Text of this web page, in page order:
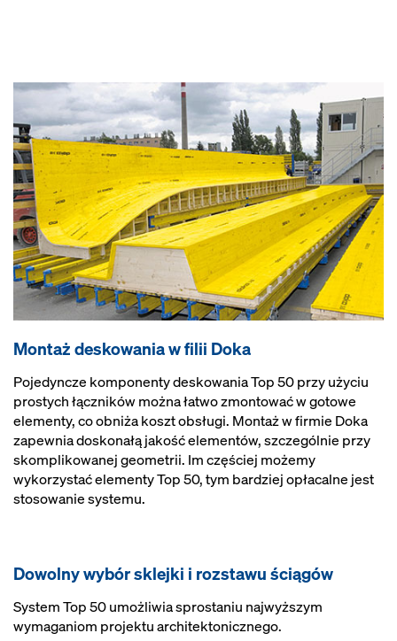
Montaż deskowania w filii Doka
Pojedyncze komponenty deskowania Top 50 przy użyciu
prostych łączników można łatwo zmontować w gotowe
elementy, co obniża koszt obsługi. Montaż w firmie Doka
zapewnia doskonałą jakość elementów, szczególnie przy
skomplikowanej geometrii. Im częściej możemy
wykorzystać elementy Top 50, tym bardziej opłacalne jest
stosowanie systemu.
Dowolny wybór sklejki i rozstawu ściągów
System Top 50 umożliwia sprostaniu najwyższym
wymaganiom projektu architektonicznego.